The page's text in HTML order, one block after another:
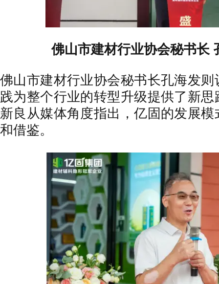
佛山市建材行业协会秘书长
佛山市建材行业协会秘书长孔海发
践为整个行业的转型升级提供了新
新良从媒体角度指出，亿固的发展
和借鉴。